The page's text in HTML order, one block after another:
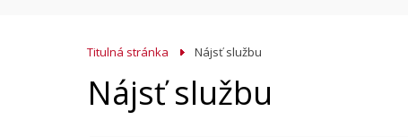
Titulná stránka Nájsť službu
Nájsť službu